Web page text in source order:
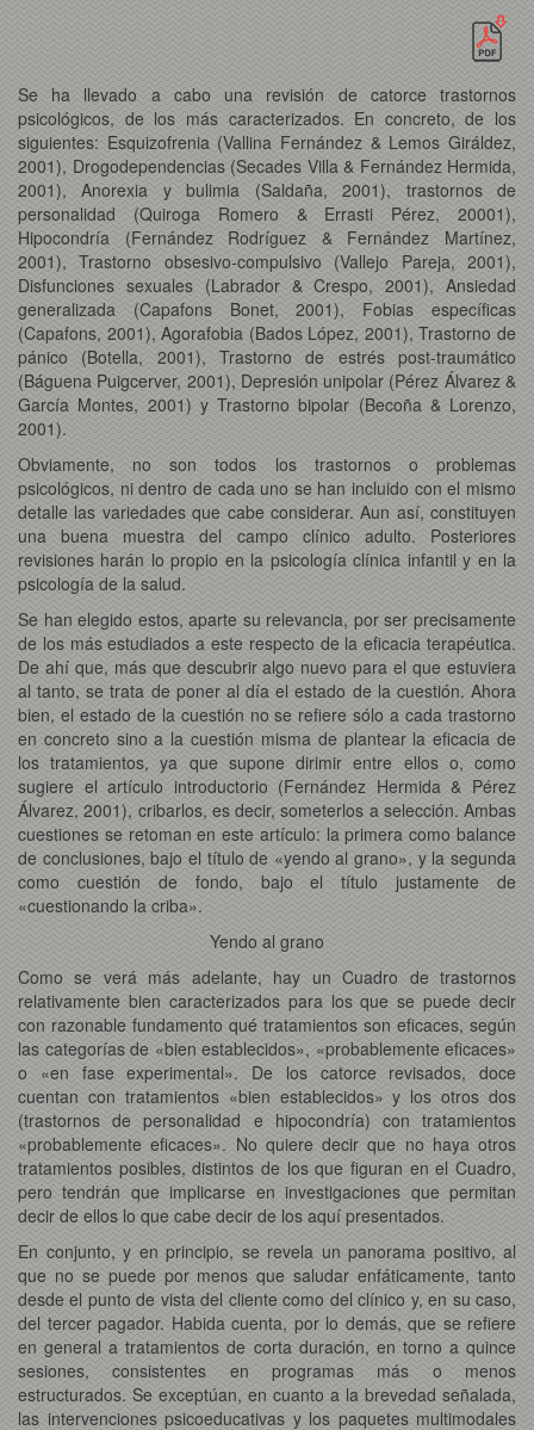
Se ha llevado a cabo una revisión de catorce trastornos
psicológicos, de los más caracterizados. En concreto, de los
siguientes: Esquizofrenia (Vallina Fernández & Lemos Giráldez,
2001), Drogodependencias (Secades Villa & Fernández Hermida,
2001), Anorexia y bulimia (Saldaña, 2001), trastornos de
personalidad (Quiroga Romero & Errasti Pérez, 20001),
Hipocondría (Fernández Rodríguez & Fernández Martínez,
2001), Trastorno obsesivo-compulsivo (Vallejo Pareja, 2001),
Disfunciones sexuales (Labrador & Crespo, 2001), Ansiedad
generalizada (Capafons Bonet, 2001), Fobias específicas
(Capafons, 2001), Agorafobia (Bados López, 2001), Trastorno de
pánico (Botella, 2001), Trastorno de estrés post-traumático
(Báguena Puigcerver, 2001), Depresión unipolar (Pérez Álvarez &
García Montes, 2001) y Trastorno bipolar (Becoña & Lorenzo,
2001).
Obviamente, no son todos los trastornos o problemas
psicológicos, ni dentro de cada uno se han incluido con el mismo
detalle las variedades que cabe considerar. Aun así, constituyen
una buena muestra del campo clínico adulto. Posteriores
revisiones harán lo propio en la psicología clínica infantil y en la
psicología de la salud.
Se han elegido estos, aparte su relevancia, por ser precisamente
de los más estudiados a este respecto de la eficacia terapéutica.
De ahí que, más que descubrir algo nuevo para el que estuviera
al tanto, se trata de poner al día el estado de la cuestión. Ahora
bien, el estado de la cuestión no se refiere sólo a cada trastorno
en concreto sino a la cuestión misma de plantear la eficacia de
los tratamientos, ya que supone dirimir entre ellos o, como
sugiere el artículo introductorio (Fernández Hermida & Pérez
Álvarez, 2001), cribarlos, es decir, someterlos a selección. Ambas
cuestiones se retoman en este artículo: la primera como balance
de conclusiones, bajo el título de «yendo al grano», y la segunda
como cuestión de fondo, bajo el título justamente de
«cuestionando la criba».
Yendo al grano
Como se verá más adelante, hay un Cuadro de trastornos
relativamente bien caracterizados para los que se puede decir
con razonable fundamento qué tratamientos son eficaces, según
las categorías de «bien establecidos», «probablemente eficaces»
o «en fase experimental». De los catorce revisados, doce
cuentan con tratamientos «bien establecidos» y los otros dos
(trastornos de personalidad e hipocondría) con tratamientos
«probablemente eficaces». No quiere decir que no haya otros
tratamientos posibles, distintos de los que figuran en el Cuadro,
pero tendrán que implicarse en investigaciones que permitan
decir de ellos lo que cabe decir de los aquí presentados.
En conjunto, y en principio, se revela un panorama positivo, al
que no se puede por menos que saludar enfáticamente, tanto
desde el punto de vista del cliente como del clínico y, en su caso,
del tercer pagador. Habida cuenta, por lo demás, que se refiere
en general a tratamientos de corta duración, en torno a quince
sesiones, consistentes en programas más o menos
estructurados. Se exceptúan, en cuanto a la brevedad señalada,
las intervenciones psicoeducativas y los paquetes multimodales